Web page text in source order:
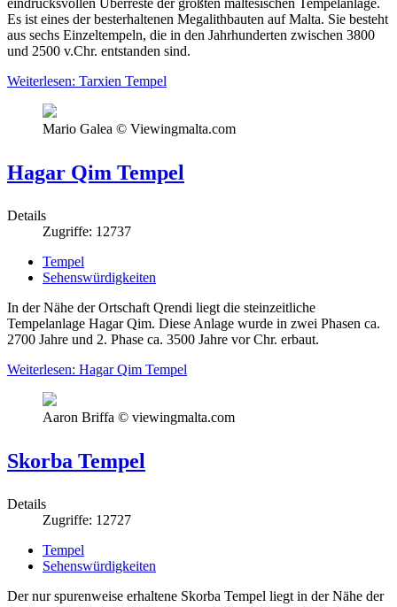
eindrucksvollen Überreste der größten maltesischen Tempelanlage.
Es ist eines der besterhaltenen Megalithbauten auf Malta. Sie besteht
aus sechs Einzeltempeln, die in den Jahrhunderten zwischen 3800
und 2500 v.Chr. entstanden sind.
Weiterlesen: Tarxien Tempel
Mario Galea © Viewingmalta.com
Hagar Qim Tempel
Details
Zugriffe: 12737
Tempel
Sehenswürdigkeiten
In der Nähe der Ortschaft Qrendi liegt die steinzeitliche
Tempelanlage Hagar Qim. Diese Anlage wurde in zwei Phasen ca.
2700 Jahre und 2. Phase ca. 3500 Jahre vor Chr. erbaut.
Weiterlesen: Hagar Qim Tempel
Aaron Briffa © viewingmalta.com
Skorba Tempel
Details
Zugriffe: 12727
Tempel
Sehenswürdigkeiten
Der nur spurenweise erhaltene Skorba Tempel liegt in der Nähe der